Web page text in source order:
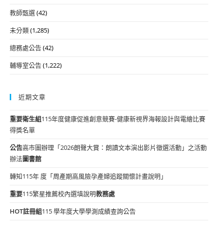
教師甄選(42)
未分類(1,285)
總務處公告(42)
輔導室公告(1,222)
近期文章
重要衛生組115年度健康促進創意競賽-健康新視界海報設計與電繪比賽
得獎名單
公告高市圖辦理「2026朗聲大賞：朗讀文本演出影片徵選活動」之活動
辦法圖書館
轉知115年 度「周產期高風險孕產婦追蹤關懷計畫說明」
重要115繁星推薦校內選填說明教務處
HOT註冊組115 學年度大學學測成績查詢公告